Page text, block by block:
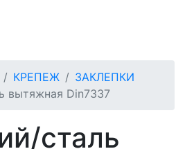
КРЕПЕЖ
ЗАКЛЕПКИ
вытяжная Din7337
сталь